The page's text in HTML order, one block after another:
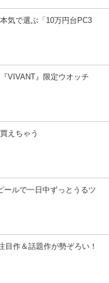
気で選ぶ「10万円台PC3
VIVANT』限定ウオッチ
えちゃう
ールで一日中ずっとうるツ
目作＆話題作が勢ぞろい！